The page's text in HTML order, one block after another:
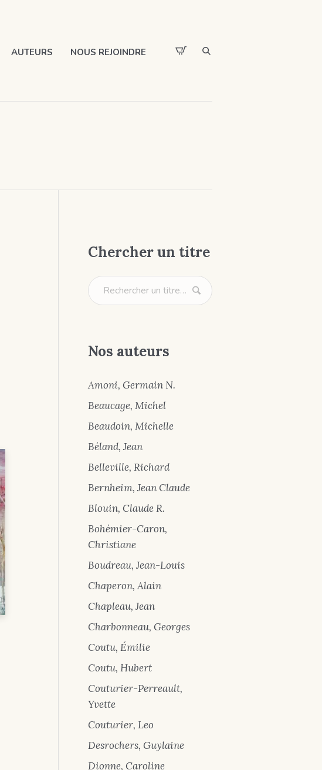
AUTEURS NOUS REJOINDRE
Chercher un titre
Nos auteurs
Amoni, Germain N.
Beaucage, Michel
Beaudoin, Michelle
Béland, Jean
Belleville, Richard
Bernheim, Jean Claude
Blouin, Claude R.
Bohémier-Caron,
Christiane
Boudreau, Jean-Louis
Chaperon, Alain
Chapleau, Jean
Charbonneau, Georges
Coutu, Émilie
Coutu, Hubert
Couturier-Perreault,
Yvette
Couturier, Leo
Desrochers, Guylaine
Dionne, Caroline